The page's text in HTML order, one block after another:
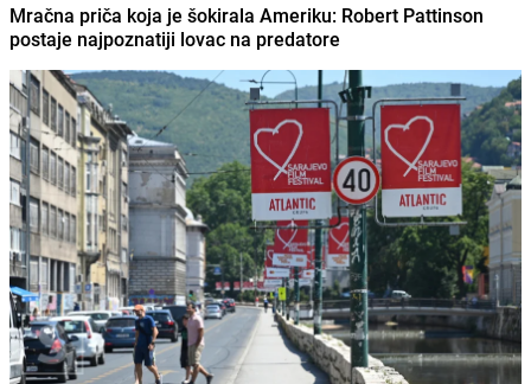
Mračna priča koja je šokirala Ameriku: Robert Pattinson
postaje najpoznatiji lovac na predatore